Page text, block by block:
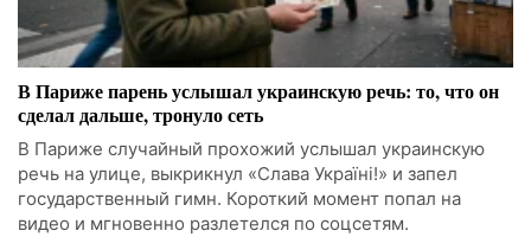
В Париже парень услышал украинскую речь: то, что он
сделал дальше, тронуло сеть
В Париже случайный прохожий услышал украинскую
речь на улице, выкрикнул «Слава Україні!» и запел
государственный гимн. Короткий момент попал на
видео и мгновенно разлетелся по соцсетям.